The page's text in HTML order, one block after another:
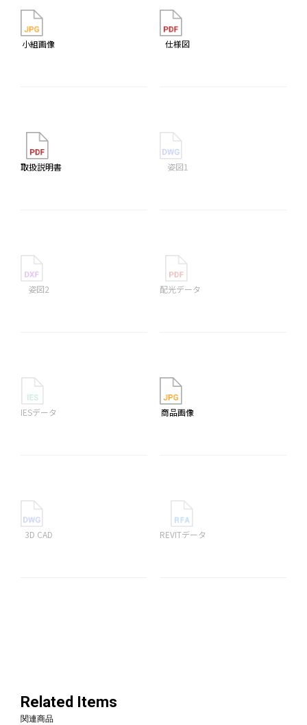
小組画像 仕様図
取扱説明書 姿図1
姿図2 配光データ
IESデータ 商品画像
3D CAD REVITデータ
Related Items
関連商品